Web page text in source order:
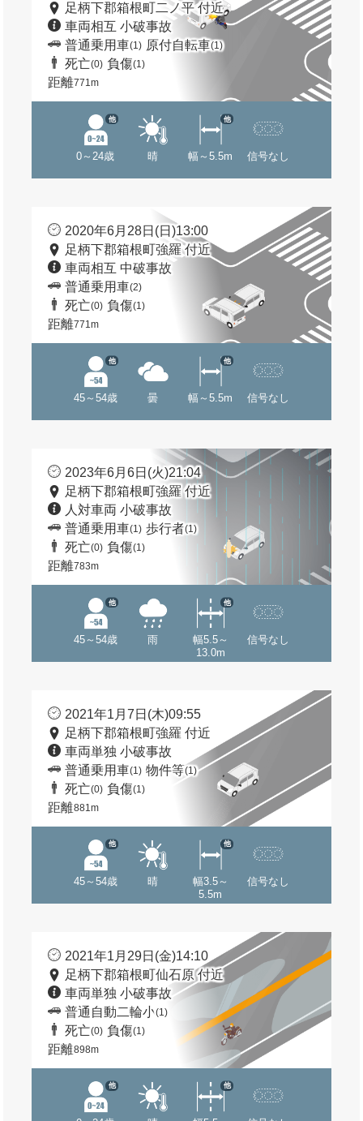
足柄下郡箱根町二ノ平 付近
車両相互 小破事故
普通乗用車(1) 原付自転車(1)
死亡(0) 負傷(1)
距離771m
0～24歳
他
晴 幅～5.5m
他
信号なし
2020年6月28日(日)13:00
足柄下郡箱根町強羅 付近
車両相互 中破事故
普通乗用車(2)
死亡(0) 負傷(1)
距離771m
45～54歳
他
曇 幅～5.5m
他
信号なし
2023年6月6日(火)21:04
足柄下郡箱根町強羅 付近
人対車両 小破事故
普通乗用車(1) 歩行者(1)
死亡(0) 負傷(1)
距離783m
45～54歳
他
雨
幅5.5～
13.0m
他
信号なし
2021年1月7日(木)09:55
足柄下郡箱根町強羅 付近
車両単独 小破事故
普通乗用車(1) 物件等(1)
死亡(0) 負傷(1)
距離881m
45～54歳
他
晴
幅3.5～
5.5m
他
信号なし
2021年1月29日(金)14:10
足柄下郡箱根町仙石原 付近
車両単独 小破事故
普通自動二輪小(1)
死亡(0) 負傷(1)
距離898m
他 他